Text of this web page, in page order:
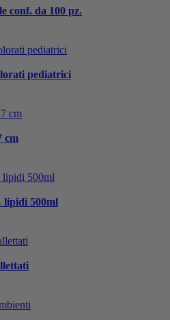
conf. da 100 pz.
pediatrici
cm
lipidi 500ml